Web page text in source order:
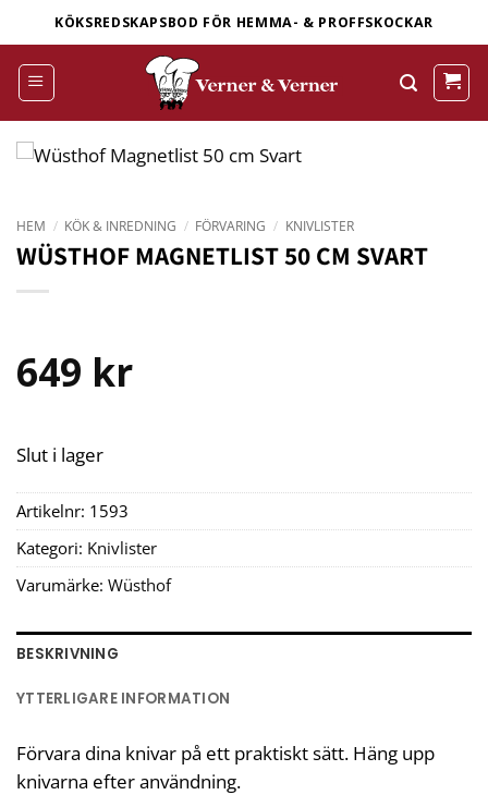
to
content
KÖKSREDSKAPSBOD FÖR HEMMA- & PROFFSKOCKAR
HEM / KÖK & INREDNING / FÖRVARING / KNIVLISTER
WÜSTHOF MAGNETLIST 50 CM SVART
649 kr
Slut i lager
Artikelnr: 1593
Kategori: Knivlister
Varumärke: Wüsthof
BESKRIVNING
YTTERLIGARE INFORMATION
Förvara dina knivar på ett praktiskt sätt. Häng upp
knivarna efter användning.